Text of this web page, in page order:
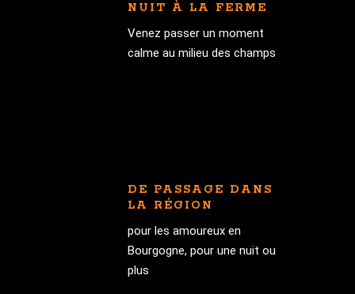
NUIT À LA FERME
Venez passer un moment
calme au milieu des champs
DE PASSAGE DANS
LA RÉGION
pour les amoureux en
Bourgogne, pour une nuit ou
plus